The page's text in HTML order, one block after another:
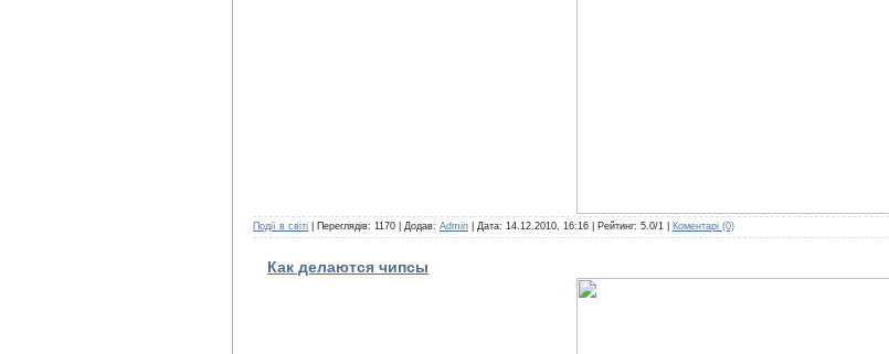
Події в світі | Переглядів: 1170 | Додав: Admin | Дата: 14.12.2010, 16:16 | Рейтинг: 5.0/1 | Коментарі (0)
Как делаются чипсы